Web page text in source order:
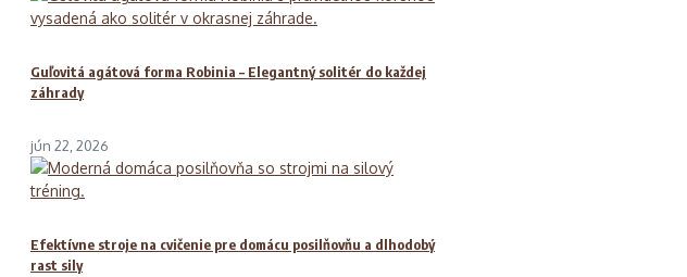
Guľovitá agátová forma Robinia – Elegantný solitér do každej
záhrady
jún 22, 2026
Efektívne stroje na cvičenie pre domácu posilňovňu a dlhodobý
rast sily